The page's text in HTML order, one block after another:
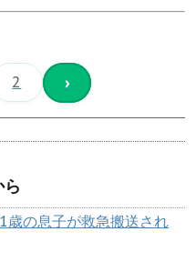
2 ›
1歳の息子が救急搬送され